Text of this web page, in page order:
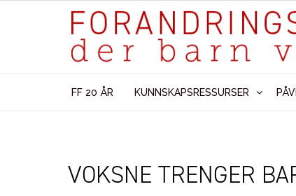
FF 20 ÅR KUNNSKAPSRESSURSER
VOKSNE TRENGER